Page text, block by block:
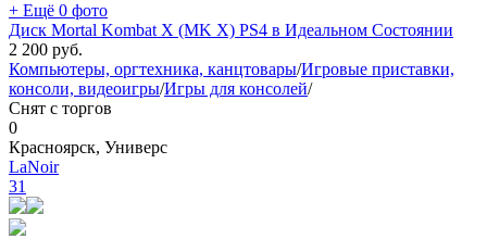
+ Ещё 0 фото
Диск Mortal Kombat X (MK X) PS4 в Идеальном Состоянии
2 200 руб.
Компьютеры, оргтехника, канцтовары/Игровые приставки,
консоли, видеоигры/Игры для консолей/
Снят с торгов
0
Красноярск, Универс
LaNoir
31